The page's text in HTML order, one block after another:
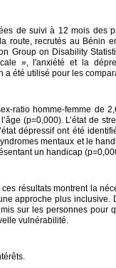
de suivi à 12 mois des
route, recrutés au Bénin
Group on Disability
», l'anxiété et la
a été utilisé pour les
ratio homme-femme de
(p=0,000). L’état de
dépressif ont été
mentaux et le
un handicap
résultats montrent la
approche plus inclusive.
sur les personnes pour
vulnérabilité.